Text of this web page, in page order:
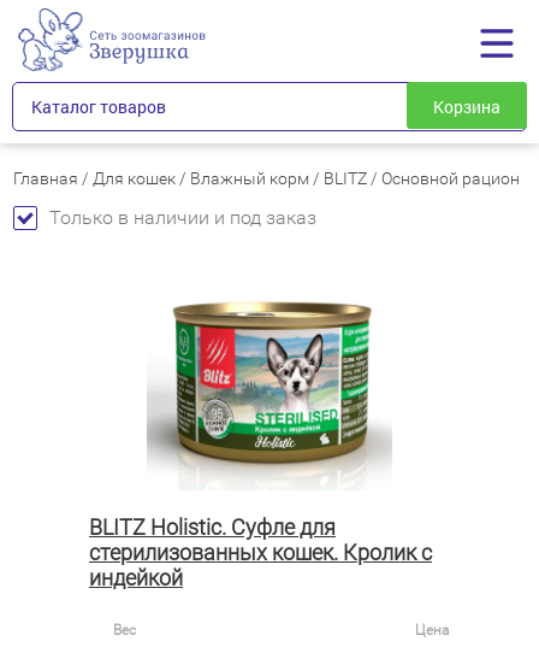
Каталог товаров Корзина
Главная / Для кошек / Влажный корм / BLITZ /Основной рацион
Только в наличии и под заказ
BLITZ Holistic. Суфле для
стерилизованных кошек. Кролик с
индейкой
Вес Цена